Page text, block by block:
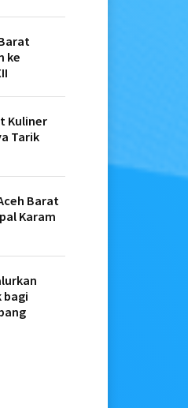
ke
Kuliner
Tarik
Barat
Karam
bagi